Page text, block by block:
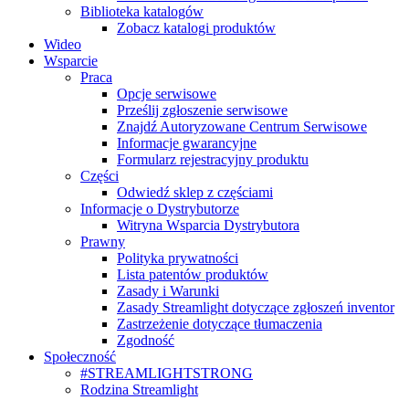
Biblioteka katalogów
Zobacz katalogi produktów
Wideo
Wsparcie
Praca
Opcje serwisowe
Prześlij zgłoszenie serwisowe
Znajdź Autoryzowane Centrum Serwisowe
Informacje gwarancyjne
Formularz rejestracyjny produktu
Części
Odwiedź sklep z częściami
Informacje o Dystrybutorze
Witryna Wsparcia Dystrybutora
Prawny
Polityka prywatności
Lista patentów produktów
Zasady i Warunki
Zasady Streamlight dotyczące zgłoszeń inventor
Zastrzeżenie dotyczące tłumaczenia
Zgodność
Społeczność
#STREAMLIGHTSTRONG
Rodzina Streamlight